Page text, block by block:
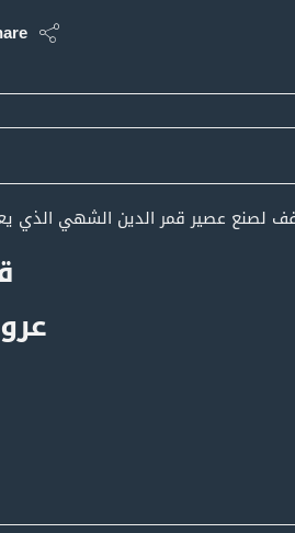
Share
عصير قمر الدين الشهي الذي يعد